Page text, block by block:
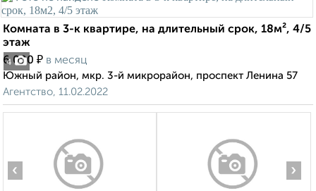
4
Комната в 3-к квартире, на длительный срок, 18м², 4/5
этаж
6 000 ₽ в месяц
Южный район, мкр. 3-й микрорайон, проспект Ленина 57
Агентство, 11.02.2022
‹ ›